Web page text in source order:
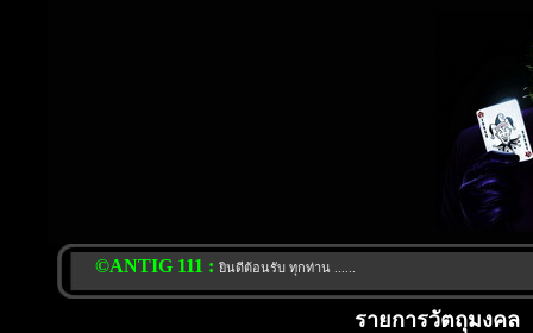
©ANTIG 111 : ยินดีต้อนรับ ทุกท่าน ......
รายการวัตถุมงคล